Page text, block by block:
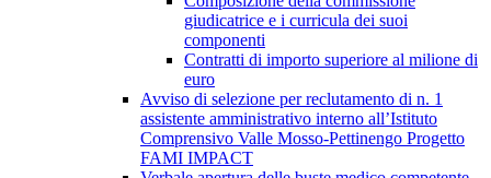
giudicatrice e i curricula dei suoi
componenti
Contratti di importo superiore al milione di
euro
Avviso di selezione per reclutamento di n. 1
assistente amministrativo interno all’Istituto
Comprensivo Valle Mosso-Pettinengo Progetto
FAMI IMPACT